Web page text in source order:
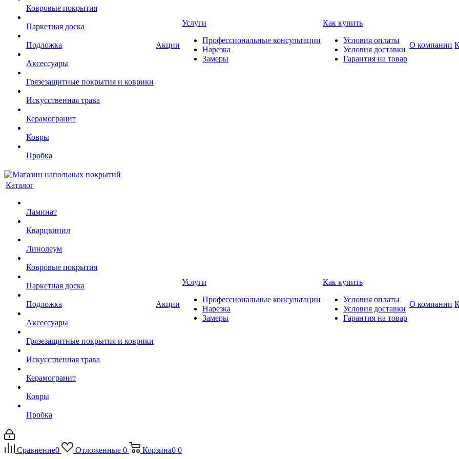
Ковровые покрытия
Паркетная доска
Подложка
Аксессуары
Грязезащитные покрытия и коврики
Искусственная трава
Керамогранит
Ковры
Пробка
Акции
Услуги
Профессиональные консультации
Нарезка
Замеры
Как купить
Условия оплаты
Условия доставки
Гарантия на товар
О компании
Каталог
Ламинат
Кварцвинил
Линолеум
Ковровые покрытия
Паркетная доска
Подложка
Аксессуары
Грязезащитные покрытия и коврики
Искусственная трава
Керамогранит
Ковры
Пробка
Акции
Услуги
Профессиональные консультации
Нарезка
Замеры
Как купить
Условия оплаты
Условия доставки
Гарантия на товар
О компании
Сравнение0 Отложенные 0 Корзина0 0